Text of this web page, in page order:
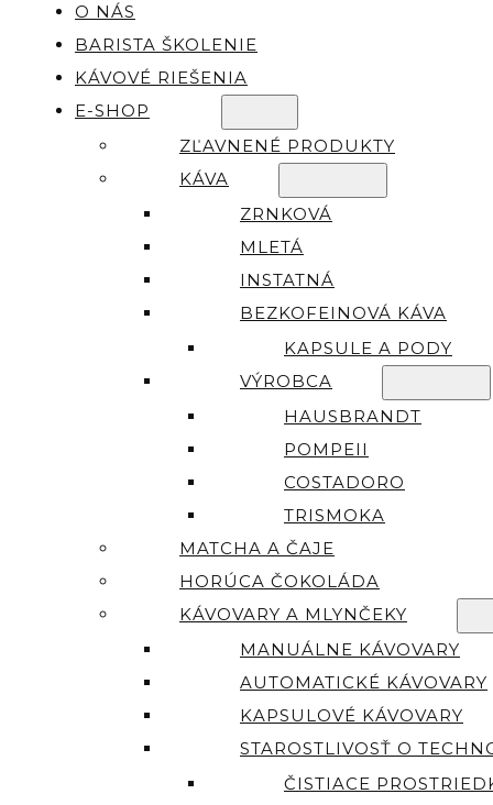
O NÁS
BARISTA ŠKOLENIE
KÁVOVÉ RIEŠENIA
E-SHOP
ZĽAVNENÉ PRODUKTY
KÁVA
ZRNKOVÁ
MLETÁ
INSTATNÁ
BEZKOFEINOVÁ KÁVA
KAPSULE A PODY
VÝROBCA
HAUSBRANDT
POMPEII
COSTADORO
TRISMOKA
MATCHA A ČAJE
HORÚCA ČOKOLÁDA
KÁVOVARY A MLYNČEKY
MANUÁLNE KÁVOVARY
AUTOMATICKÉ KÁVOVARY
KAPSULOVÉ KÁVOVARY
STAROSTLIVOSŤ O
ČISTIACE